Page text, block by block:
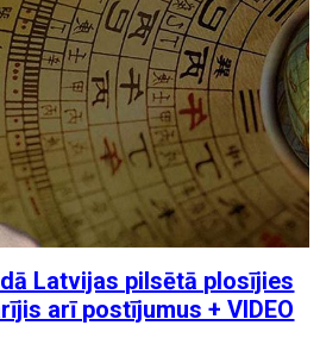
Latvijas pilsētā plosījies
arī postījumus + VIDEO